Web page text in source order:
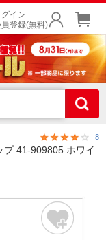
グイン
登録(無料)
8
プ 41-909805 ホワイ